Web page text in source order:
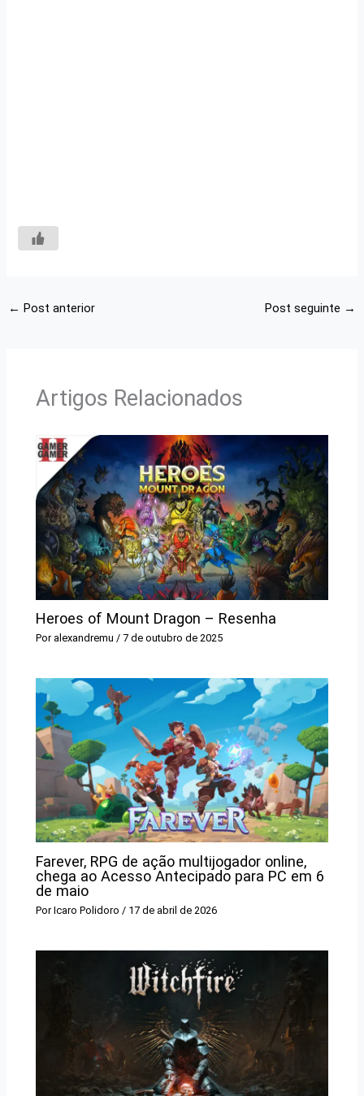
← Post anterior Post seguinte →
Artigos Relacionados
Heroes of Mount Dragon – Resenha
Por alexandremu/7 de outubro de 2025
Farever, RPG de ação multijogador online,
chega ao Acesso Antecipado para PC em 6
de maio
PorIcaro Polidoro/ 17 de abril de 2026